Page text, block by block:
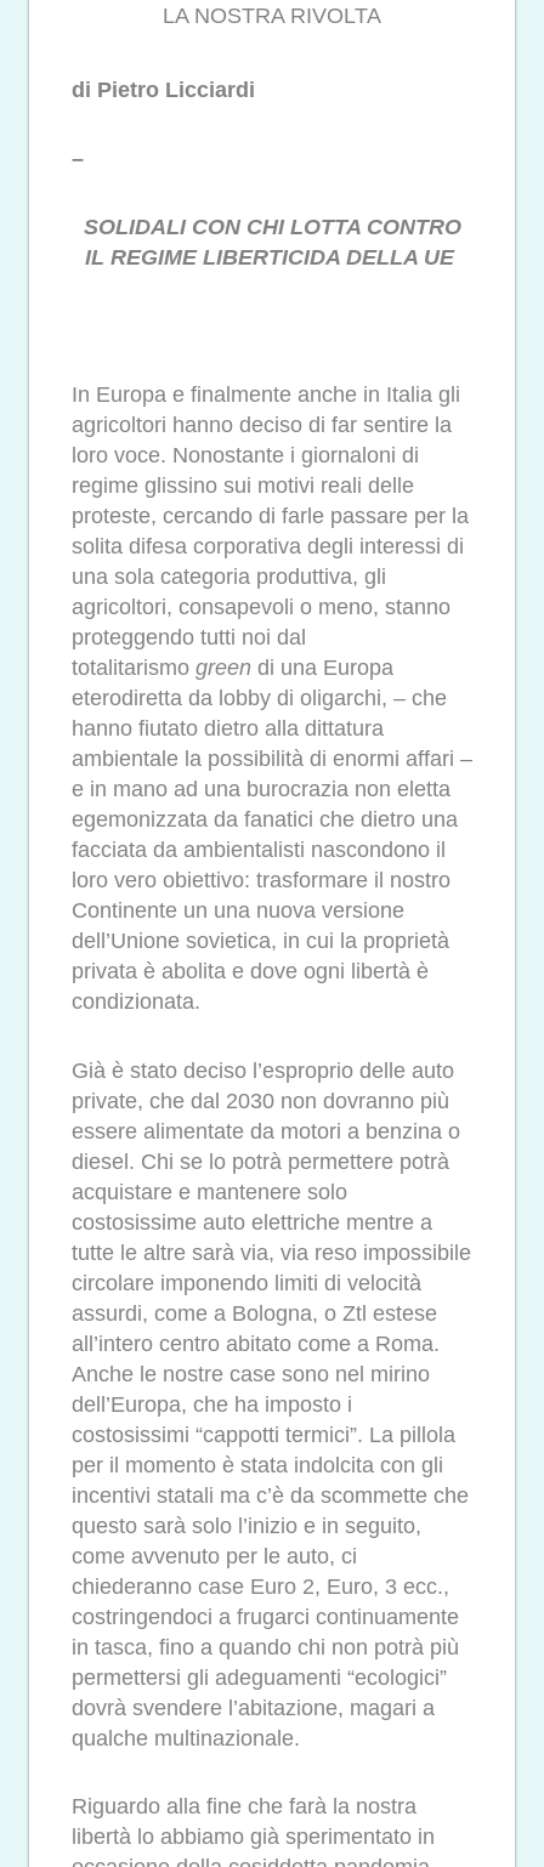
LA NOSTRA RIVOLTA
di Pietro Licciardi
–
SOLIDALI CON CHI LOTTA CONTRO
IL REGIME LIBERTICIDA DELLA UE
In Europa e finalmente anche in Italia gli
agricoltori hanno deciso di far sentire la
loro voce. Nonostante i giornaloni di
regime glissino sui motivi reali delle
proteste, cercando di farle passare per la
solita difesa corporativa degli interessi di
una sola categoria produttiva, gli
agricoltori, consapevoli o meno, stanno
proteggendo tutti noi dal
totalitarismo green di una Europa
eterodiretta da lobby di oligarchi, – che
hanno fiutato dietro alla dittatura
ambientale la possibilità di enormi affari –
e in mano ad una burocrazia non eletta
egemonizzata da fanatici che dietro una
facciata da ambientalisti nascondono il
loro vero obiettivo: trasformare il nostro
Continente un una nuova versione
dell’Unione sovietica, in cui la proprietà
privata è abolita e dove ogni libertà è
condizionata.
Già è stato deciso l’esproprio delle auto
private, che dal 2030 non dovranno più
essere alimentate da motori a benzina o
diesel. Chi se lo potrà permettere potrà
acquistare e mantenere solo
costosissime auto elettriche mentre a
tutte le altre sarà via, via reso impossibile
circolare imponendo limiti di velocità
assurdi, come a Bologna, o Ztl estese
all’intero centro abitato come a Roma.
Anche le nostre case sono nel mirino
dell’Europa, che ha imposto i
costosissimi “cappotti termici”. La pillola
per il momento è stata indolcita con gli
incentivi statali ma c’è da scommette che
questo sarà solo l’inizio e in seguito,
come avvenuto per le auto, ci
chiederanno case Euro 2, Euro, 3 ecc.,
costringendoci a frugarci continuamente
in tasca, fino a quando chi non potrà più
permettersi gli adeguamenti “ecologici”
dovrà svendere l’abitazione, magari a
qualche multinazionale.
Riguardo alla fine che farà la nostra
libertà lo abbiamo già sperimentato in